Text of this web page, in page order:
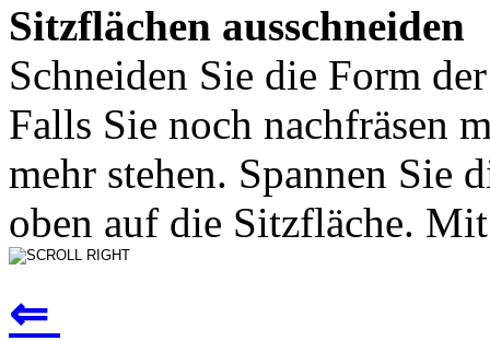
Sitzflächen ausschneiden
Schneiden Sie die Form
Falls Sie noch nachfräsen
mehr stehen. Spannen Sie
oben auf die Sitzfläche.
⇐